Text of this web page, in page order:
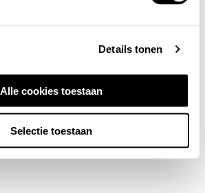
Details tonen
Alle cookies toestaan
Selectie toestaan